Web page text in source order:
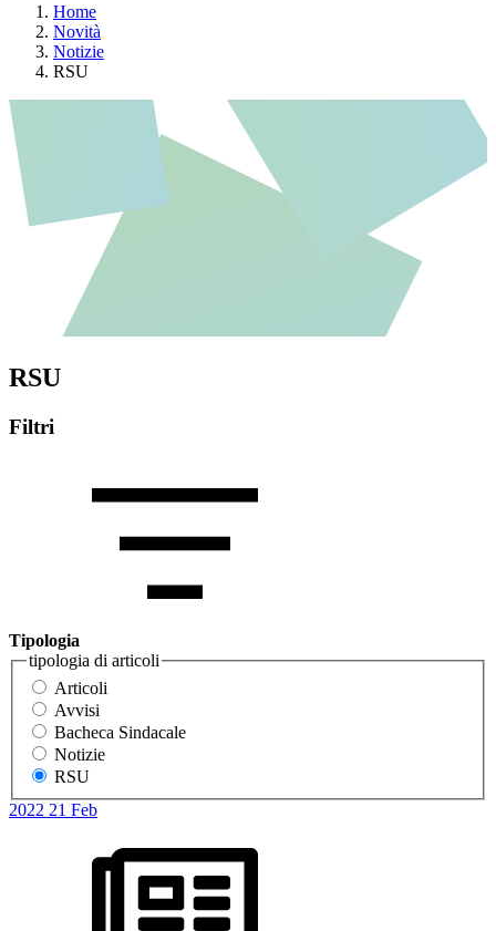
Home
Novità
Notizie
RSU
RSU
Filtri
Tipologia
tipologia di articoli
Articoli
Avvisi
Bacheca Sindacale
Notizie
RSU
2022 21 Feb